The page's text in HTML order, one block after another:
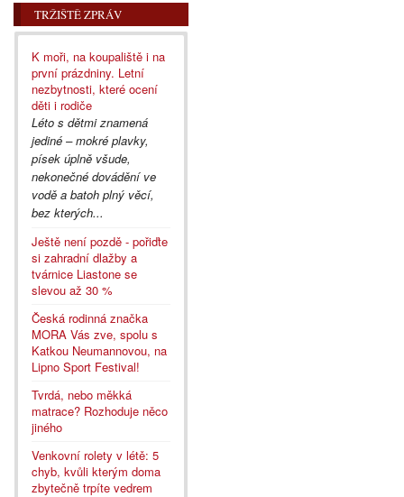
TRŽIŠTĚ ZPRÁV
K moři, na koupaliště i na
první prázdniny. Letní
nezbytnosti, které ocení
děti i rodiče
Léto s dětmi znamená
jediné – mokré plavky,
písek úplně všude,
nekonečné dovádění ve
vodě a batoh plný věcí,
bez kterých...
Ještě není pozdě - pořiďte
si zahradní dlažby a
tvárnice Liastone se
slevou až 30 %
Česká rodinná značka
MORA Vás zve, spolu s
Katkou Neumannovou, na
Lipno Sport Festival!
Tvrdá, nebo měkká
matrace? Rozhoduje něco
jiného
Venkovní rolety v létě: 5
chyb, kvůli kterým doma
zbytečně trpíte vedrem